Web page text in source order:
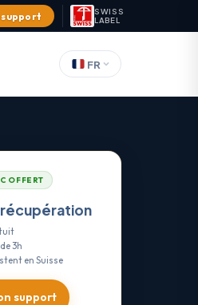
support
SWISS
LABEL
FR
OFFERT
3h
en Suisse
support